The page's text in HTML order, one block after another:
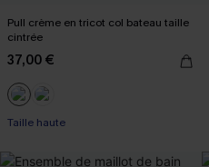
Pull crème en tricot col bateau taille
cintrée
37,00 €
Taille haute